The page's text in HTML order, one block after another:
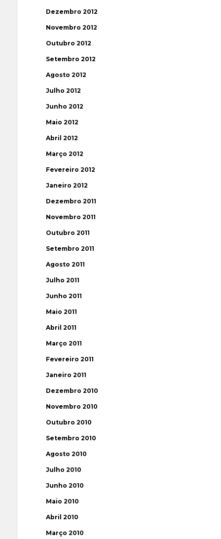
Dezembro 2012
Novembro 2012
Outubro 2012
Setembro 2012
Agosto 2012
Julho 2012
Junho 2012
Maio 2012
Abril 2012
Março 2012
Fevereiro 2012
Janeiro 2012
Dezembro 2011
Novembro 2011
Outubro 2011
Setembro 2011
Agosto 2011
Julho 2011
Junho 2011
Maio 2011
Abril 2011
Março 2011
Fevereiro 2011
Janeiro 2011
Dezembro 2010
Novembro 2010
Outubro 2010
Setembro 2010
Agosto 2010
Julho 2010
Junho 2010
Maio 2010
Abril 2010
Março 2010